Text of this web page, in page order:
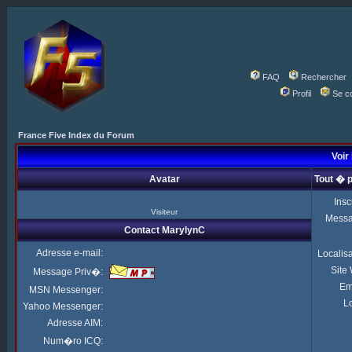
FAQ
Rechercher
Profil
Se
France Five Index du Forum
Voir
Avatar Tout �
Visiteur
Site
Contact MarylynC
Adresse e-mail:
Message Priv�:
MSN Messenger:
Yahoo Messenger:
Adresse AIM:
Num�ro ICQ: